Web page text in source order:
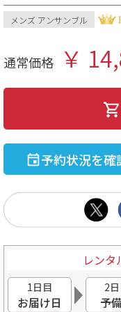
メンズ アンサンブル
通常価格 ￥
予約状況を確
レンタ
1日目
お届け日
2
予